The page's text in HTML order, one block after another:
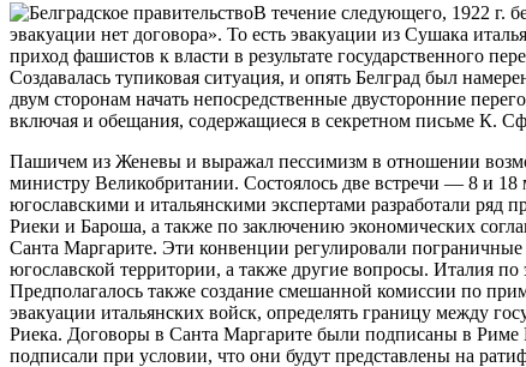
В течение следующего, 1922 г.
эвакуации нет договора». То есть эвакуации из Сушака
приход фашистов к власти в результате государственного
Создавалась тупиковая ситуация, и опять Белград был
двум сторонам начать непосредственные двусторонние
включая и обещания, содержащиеся в секретном письме К.
Пашичем из Женевы и выражал пессимизм в отношении
министру Великобритании. Состоялось две встречи — 8 и 18
югославскими и итальянскими экспертами разработали ряд
Риеки и Бароша, а также по заключению экономических
Санта Маргарите. Эти конвенции регулировали
югославской территории, а также другие вопросы. Италия
Предполагалось также создание смешанной комиссии по
эвакуации итальянских войск, определять границу между
Риека. Договоры в Санта Маргарите были подписаны в
подписали при условии, что они будут представлены на